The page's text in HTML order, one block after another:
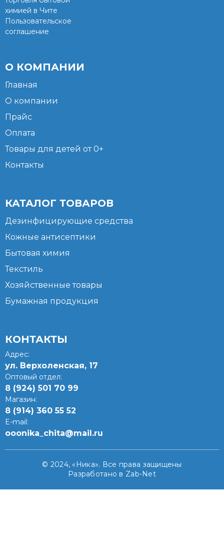
химией в Чите
Пользовательское
соглашение
О КОМПАНИИ
Главная
О компании
Прайс
Оплата
Товары для детей от 0+
Контакты
КАТАЛОГ ТОВАРОВ
Дезинфицирующие средства
Кожные антисептики
Бытовая химия
Текстиль
Хозяйственные товары
Бумажная продукция
КОНТАКТЫ
Адрес:
ул. Верхоленская, 17​
Оптовый отдел:
8 (924) 501 70 99
Магазин:
8 (914) 360 55 52
E-mail:
ooonika_chita@mail.ru
© 2024, «Ника». Все права защищены
Разработано в Zab-Net